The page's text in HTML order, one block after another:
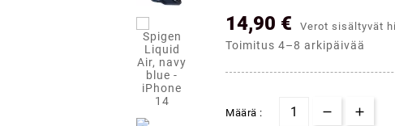
14,90 € Verot sisältyvät
Toimitus 4–8 arkipäivää
Määrä :